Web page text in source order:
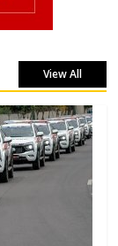
View All